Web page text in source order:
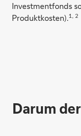
Investmentfonds
Produktkosten).1, 2
Darum